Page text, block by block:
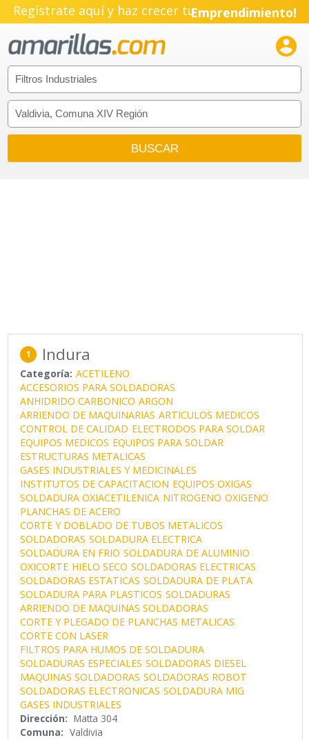
Regístrate aquí y haz crecer tuEmprendimiento!

1 Indura
Categoría: ACETILENO
ACCESORIOS PARA SOLDADORAS
ANHIDRIDO CARBONICO ARGON
ARRIENDO DE MAQUINARIAS ARTICULOS MEDICOS
CONTROL DE CALIDAD ELECTRODOS PARA SOLDAR
EQUIPOS MEDICOS EQUIPOS PARA SOLDAR
ESTRUCTURAS METALICAS
GASES INDUSTRIALES Y MEDICINALES
INSTITUTOS DE CAPACITACION EQUIPOS OXIGAS
SOLDADURA OXIACETILENICA NITROGENO OXIGENO
PLANCHAS DE ACERO
CORTE Y DOBLADO DE TUBOS METALICOS
SOLDADORAS SOLDADURA ELECTRICA
SOLDADURA EN FRIO SOLDADURA DE ALUMINIO
OXICORTE HIELO SECO SOLDADORAS ELECTRICAS
SOLDADORAS ESTATICAS SOLDADURA DE PLATA
SOLDADURA PARA PLASTICOS SOLDADURAS
ARRIENDO DE MAQUINAS SOLDADORAS
CORTE Y PLEGADO DE PLANCHAS METALICAS
CORTE CON LASER
FILTROS PARA HUMOS DE SOLDADURA
SOLDADURAS ESPECIALES SOLDADORAS DIESEL
MAQUINAS SOLDADORAS SOLDADORAS ROBOT
SOLDADORAS ELECTRONICAS SOLDADURA MIG
GASES INDUSTRIALES
Dirección: Matta 304
Comuna: Valdivia